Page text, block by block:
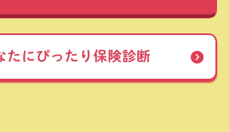
たにぴったり保険診断